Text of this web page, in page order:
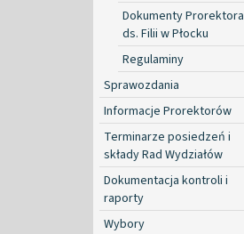
Dokumenty Prorektora
ds. Filii w Płocku
Regulaminy
Sprawozdania
Informacje Prorektorów
Terminarze posiedzeń i
składy Rad Wydziałów
Dokumentacja kontroli i
raporty
Wybory